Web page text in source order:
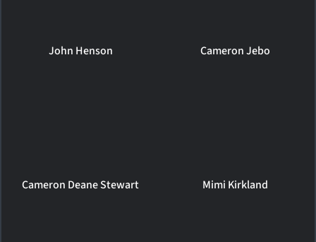
John Henson Cameron Jebo
Cameron Deane Stewart Mimi Kirkland